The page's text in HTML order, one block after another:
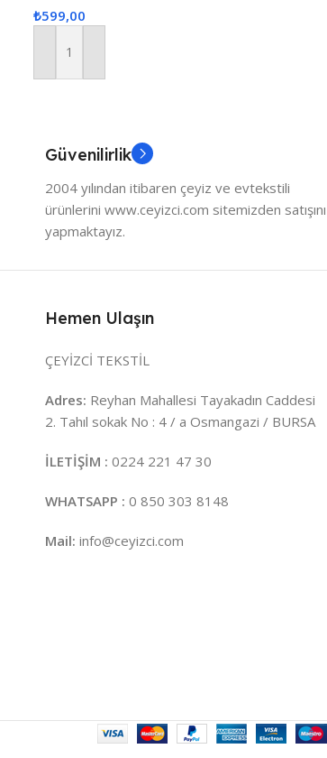
₺599,00
Sepete Ekle
Güvenilirlik
2004 yılından itibaren çeyiz ve evtekstili
ürünlerini www.ceyizci.com sitemizden satışını
yapmaktayız.
Hemen Ulaşın
ÇEYİZCİ TEKSTİL
Adres: Reyhan Mahallesi Tayakadın Caddesi
2. Tahıl sokak No : 4 / a Osmangazi / BURSA
İLETİŞİM : 0224 221 47 30
WHATSAPP : 0 850 303 8148
Mail: info@ceyizci.com